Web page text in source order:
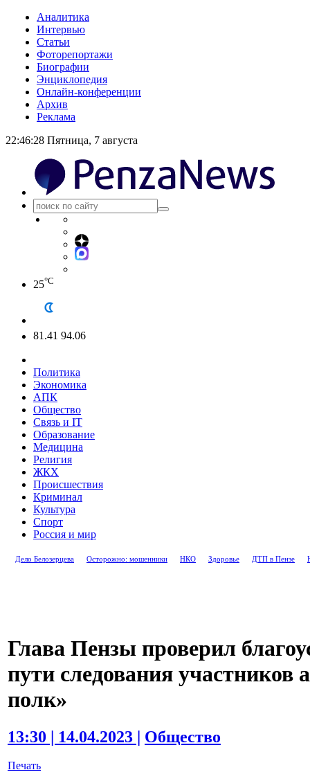
Аналитика
Интервью
Статьи
Фоторепортажи
Биографии
Энциклопедия
Онлайн-конференции
Архив
Реклама
22:46:28 Пятница, 7 августа
25°C
81.41 94.06
Политика
Экономика
АПК
Общество
Связь и IT
Образование
Медицина
Религия
ЖКХ
Происшествия
Криминал
Культура
Спорт
Россия и мир
Дело Белозерцева Осторожно: мошенники НКО Здоровье ДТП в Пензе
Глава Пензы проверил
пути следования участников
полк»
13:30 | 14.04.2023 | Общество
Печать